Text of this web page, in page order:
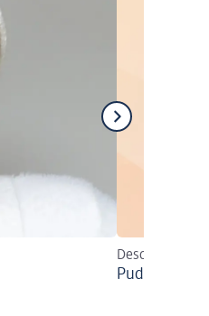
Descoperiți
Pudră